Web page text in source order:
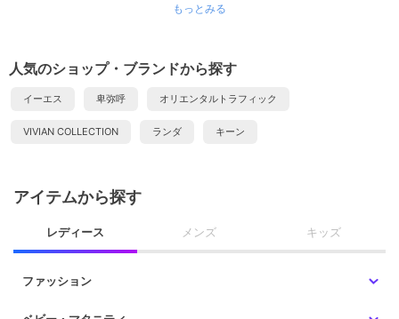
もっとみる
人気のショップ・ブランドから探す
イーエス 卑弥呼 オリエンタルトラフィック
VIVIAN COLLECTION ランダ キーン
アイテムから探す
レディース メンズ キッズ
ファッション